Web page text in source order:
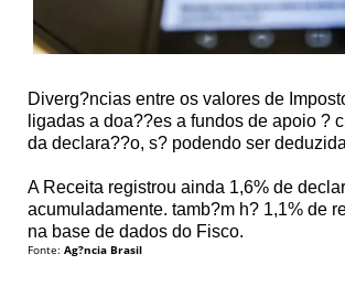
Diverg?ncias entre os valores de
ligadas a doa??es a fundos de apoio ?
da declara??o, s? podendo ser
A Receita registrou ainda 1,6% de
acumuladamente. tamb?m h? 1,1% de
na base de dados do Fisco.
Fonte: Ag?ncia Brasil